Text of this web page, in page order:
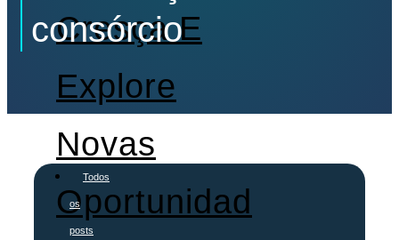
Cresça E
Explore
Novas
Oportunidad
consórcio
Todos
os
posts